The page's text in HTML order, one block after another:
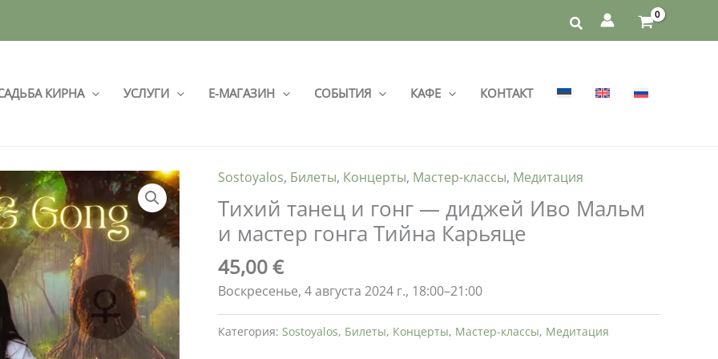
КИРНА УСЛУГИ Е-МАГАЗИН СОБЫТИЯ КАФЕ КОНТАКТ
Sostoyalos, Билеты, Концерты, Мастер-классы, Медитация
Тихий танец и гонг — диджей Иво Мальм
и мастер гонга Тийна Карьяце
45,00€
Воскресенье, 4 августа 2024 г., 18:00–21:00
Категория: Sostoyalos, Билеты, Концерты, Мастер-классы, Медитация